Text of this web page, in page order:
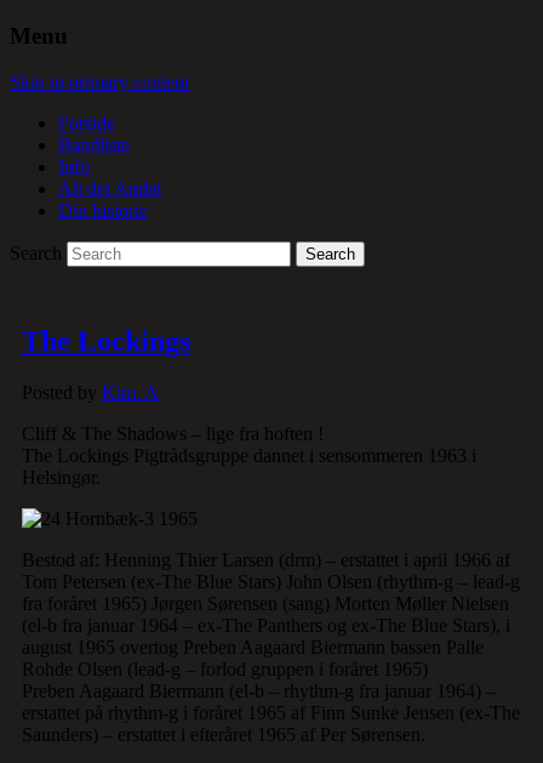
Menu
Skip to primary content
Forside
Bandliste
Info
Alt det Andet
Din historie
Search
The Lockings
Posted by Kim. A
Cliff & The Shadows – lige fra hoften !
The Lockings Pigtrådsgruppe dannet i sensommeren 1963 i
Helsingør.
Bestod af: Henning Thier Larsen (drm) – erstattet i april 1966 af
Tom Petersen (ex-The Blue Stars) John Olsen (rhythm-g – lead-g
fra foråret 1965) Jørgen Sørensen (sang) Morten Møller Nielsen
(el-b fra januar 1964 – ex-The Panthers og ex-The Blue Stars), i
august 1965 overtog Preben Aagaard Biermann bassen Palle
Rohde Olsen (lead-g – forlod gruppen i foråret 1965)
Preben Aagaard Biermann (el-b – rhythm-g fra januar 1964) –
erstattet på rhythm-g i foråret 1965 af Finn Sunke Jensen (ex-The
Saunders) – erstattet i efteråret 1965 af Per Sørensen.